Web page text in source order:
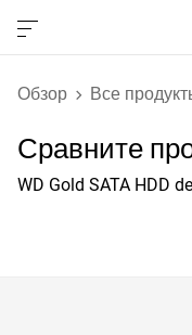
Обзор Все
Сравните
WD Gold SATA HDD